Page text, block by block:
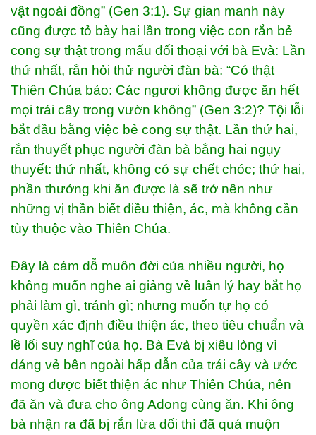
vật ngoài đồng” (Gen 3:1). Sự gian manh này
cũng được tỏ bày hai lần trong việc con rắn bẻ
cong sự thật trong mẩu đối thoại với bà Evà: Lần
thứ nhất, rắn hỏi thử người đàn bà: “Có thật
Thiên Chúa bảo: Các ngươi không được ăn hết
mọi trái cây trong vườn không” (Gen 3:2)? Tội lỗi
bắt đầu bằng việc bẻ cong sự thật. Lần thứ hai,
rắn thuyết phục người đàn bà bằng hai ngụy
thuyết: thứ nhất, không có sự chết chóc; thứ hai,
phần thưởng khi ăn được là sẽ trở nên như
những vị thần biết điều thiện, ác, mà không cần
tùy thuộc vào Thiên Chúa.
Đây là cám dỗ muôn đời của nhiều người, họ
không muốn nghe ai giảng về luân lý hay bắt họ
phải làm gì, tránh gì; nhưng muốn tự họ có
quyền xác định điều thiện ác, theo tiêu chuẩn và
lề lối suy nghĩ của họ. Bà Evà bị xiêu lòng vì
dáng vẻ bên ngoài hấp dẫn của trái cây và ước
mong được biết thiện ác như Thiên Chúa, nên
đã ăn và đưa cho ông Adong cùng ăn. Khi ông
bà nhận ra đã bị rắn lừa dối thì đã quá muộn